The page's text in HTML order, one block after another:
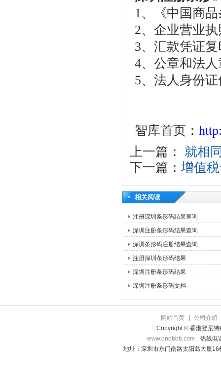
1、《中国商
2、企业营业
3、汇款凭证
4、公章和法
5、法人身份
智库首页：
上一篇：
就相
下一篇： 增值
相关阅读
注册深圳条形码结果查询
深圳注册条形码结果查询
深圳条形码注册结果查询
注册深圳条形码结果
深圳注册条形码结果
深圳注册条形码文档
网站首页
公司介绍
Copyright © 香港登尼特
www.onobbb.com
热线电
地址：深圳市东门南路太阳岛大厦